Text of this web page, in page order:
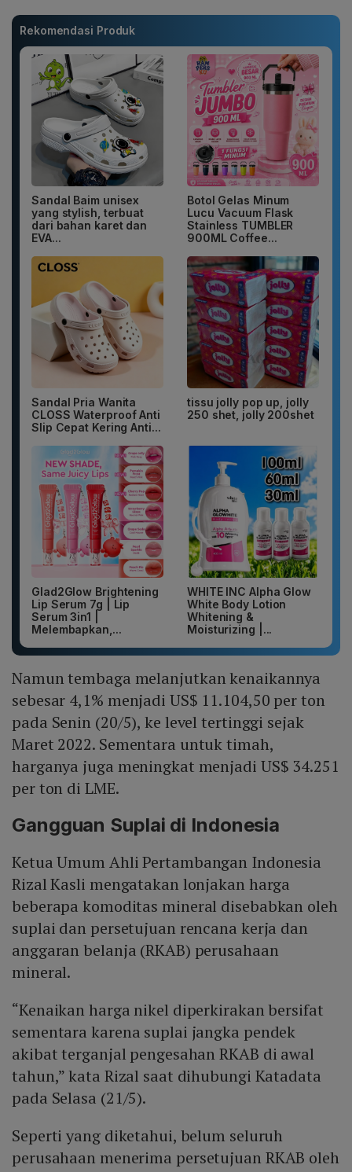
Rekomendasi Produk
Sandal Baim unisex
yang stylish, terbuat
dari bahan karet dan
EVA...
Botol Gelas Minum
Lucu Vacuum Flask
Stainless TUMBLER
900ML Coffee...
Sandal Pria Wanita
CLOSS Waterproof Anti
Slip Cepat Kering Anti...
tissu jolly pop up, jolly
250 shet, jolly 200shet
Glad2Glow Brightening
Lip Serum 7g | Lip
Serum 3in1 |
Melembapkan,...
WHITE INC Alpha Glow
White Body Lotion
Whitening &
Moisturizing |...
Namun tembaga melanjutkan kenaikannya
sebesar 4,1% menjadi US$ 11.104,50 per ton
pada Senin (20/5), ke level tertinggi sejak
Maret 2022. Sementara untuk timah,
harganya juga meningkat menjadi US$ 34.251
per ton di LME.
Gangguan Suplai di Indonesia
Ketua Umum Ahli Pertambangan Indonesia
Rizal Kasli mengatakan lonjakan harga
beberapa komoditas mineral disebabkan oleh
suplai dan persetujuan rencana kerja dan
anggaran belanja (RKAB) perusahaan
mineral.
“Kenaikan harga nikel diperkirakan bersifat
sementara karena suplai jangka pendek
akibat terganjal pengesahan RKAB di awal
tahun,” kata Rizal saat dihubungi Katadata
pada Selasa (21/5).
Seperti yang diketahui, belum seluruh
perusahaan menerima persetujuan RKAB oleh